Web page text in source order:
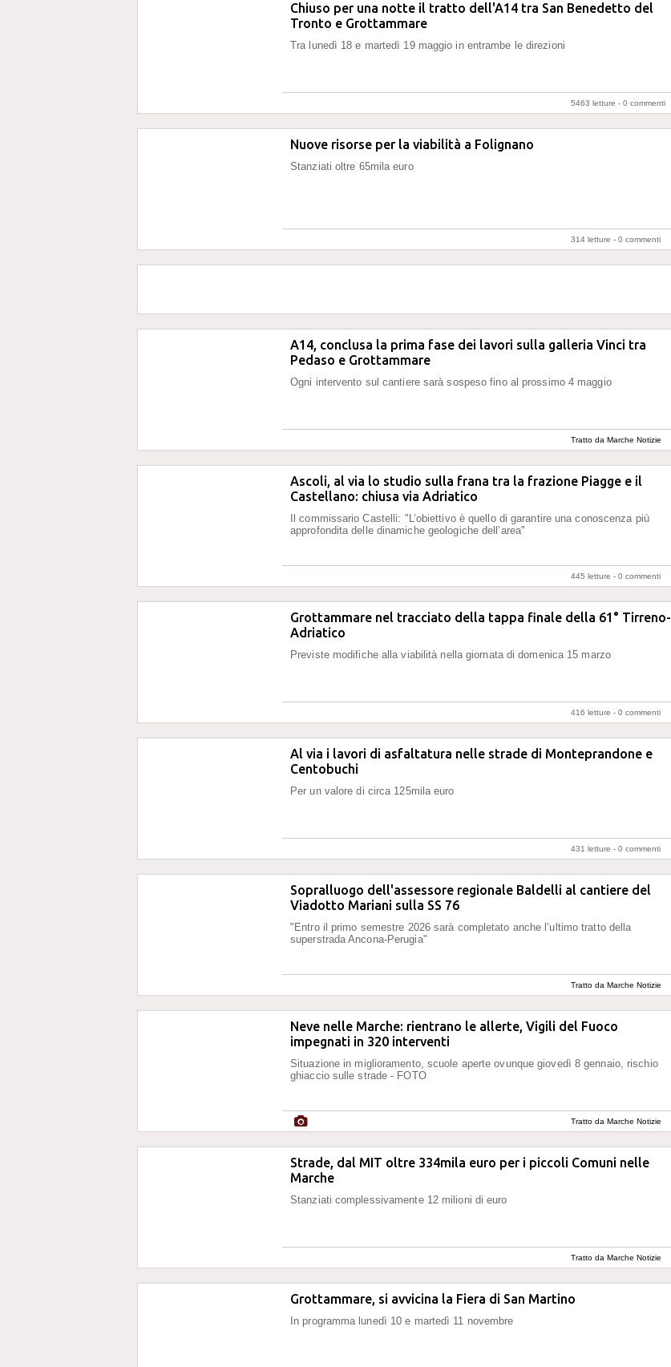
Chiuso per una notte il tratto dell'A14 tra San Benedetto del
Tronto e Grottammare
Tra lunedì 18 e martedì 19 maggio in entrambe le direzioni
5463 letture - 0 commenti
Nuove risorse per la viabilità a Folignano
Stanziati oltre 65mila euro
314 letture - 0 commenti
A14, conclusa la prima fase dei lavori sulla galleria Vinci tra
Pedaso e Grottammare
Ogni intervento sul cantiere sarà sospeso fino al prossimo 4 maggio
Tratto da Marche Notizie
Ascoli, al via lo studio sulla frana tra la frazione Piagge e il
Castellano: chiusa via Adriatico
Il commissario Castelli: "L’obiettivo è quello di garantire una conoscenza più
approfondita delle dinamiche geologiche dell’area"
445 letture - 0 commenti
Grottammare nel tracciato della tappa finale della 61° Tirreno-
Adriatico
Previste modifiche alla viabilità nella giornata di domenica 15 marzo
416 letture - 0 commenti
Al via i lavori di asfaltatura nelle strade di Monteprandone e
Centobuchi
Per un valore di circa 125mila euro
431 letture - 0 commenti
Sopralluogo dell'assessore regionale Baldelli al cantiere del
Viadotto Mariani sulla SS 76
"Entro il primo semestre 2026 sarà completato anche l’ultimo tratto della
superstrada Ancona-Perugia"
Tratto da Marche Notizie
Neve nelle Marche: rientrano le allerte, Vigili del Fuoco
impegnati in 320 interventi
Situazione in miglioramento, scuole aperte ovunque giovedì 8 gennaio, rischio
ghiaccio sulle strade - FOTO
Tratto da Marche Notizie
Strade, dal MIT oltre 334mila euro per i piccoli Comuni nelle
Marche
Stanziati complessivamente 12 milioni di euro
Tratto da Marche Notizie
Grottammare, si avvicina la Fiera di San Martino
In programma lunedì 10 e martedì 11 novembre